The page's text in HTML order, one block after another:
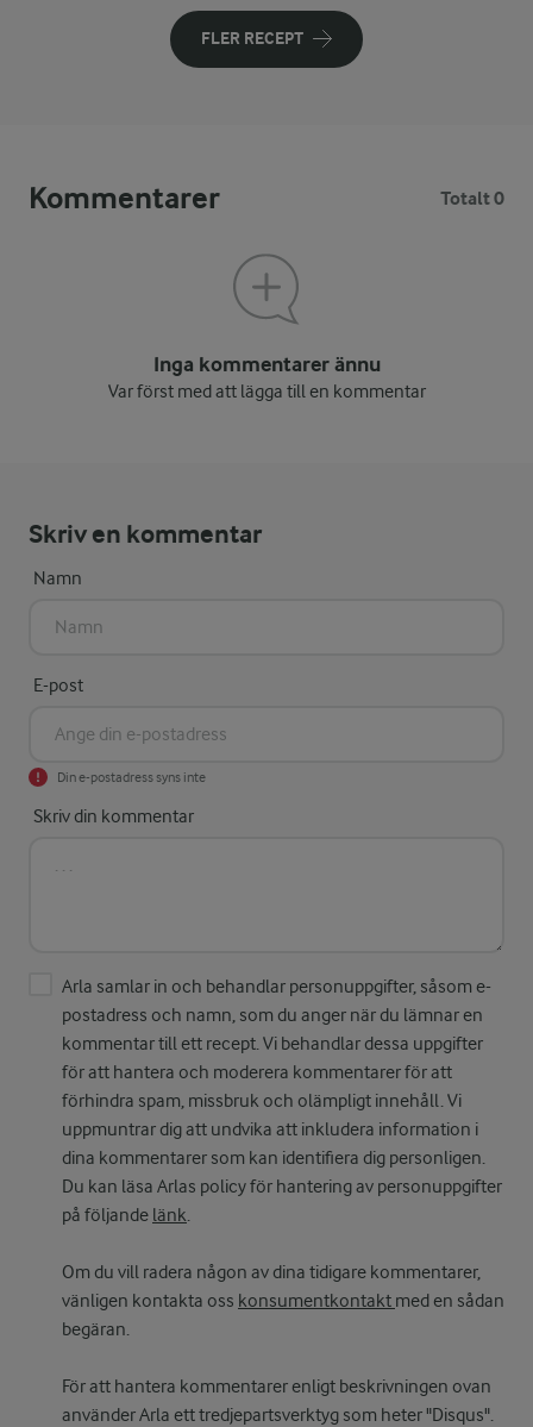
FLER RECEPT
Kommentarer Totalt 0
Inga kommentarer ännu
Var först med att lägga till en kommentar
Skriv en kommentar
Namn
E-post
Din e-postadress syns inte
Skriv din kommentar
Arla samlar in och behandlar personuppgifter, såsom e-
postadress och namn, som du anger när du lämnar en
kommentar till ett recept. Vi behandlar dessa uppgifter
för att hantera och moderera kommentarer för att
förhindra spam, missbruk och olämpligt innehåll. Vi
uppmuntrar dig att undvika att inkludera information i
dina kommentarer som kan identifiera dig personligen.
Du kan läsa Arlas policy för hantering av personuppgifter
på följande länk.
Om du vill radera någon av dina tidigare kommentarer,
vänligen kontakta oss konsumentkontakt med en sådan
begäran.
För att hantera kommentarer enligt beskrivningen ovan
använder Arla ett tredjepartsverktyg som heter "Disqus".